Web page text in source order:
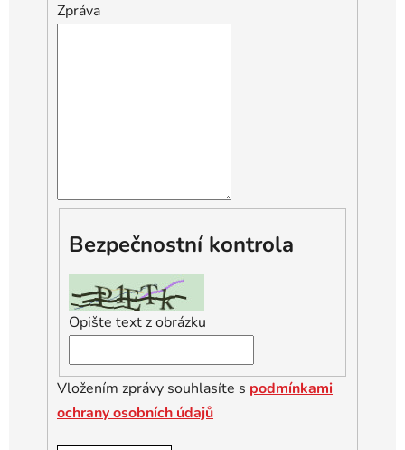
Zpráva
Bezpečnostní kontrola
Opište text z obrázku
Vložením zprávy souhlasíte s podmínkami
ochrany osobních údajů